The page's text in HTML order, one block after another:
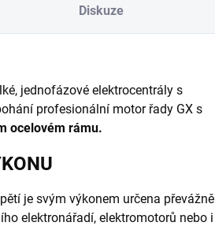
Diskuze
jednofázové elektrocentrály s
profesionální motor řady GX s
ocelovém rámu.
je svým výkonem určena převážně
elektronářadí, elektromotorů nebo i